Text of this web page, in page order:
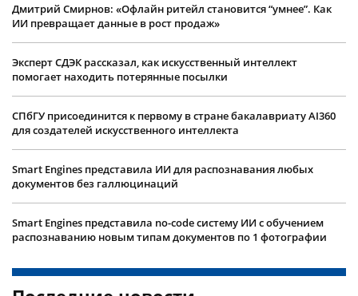
Дмитрий Смирнов: «Офлайн ритейл становится “умнее”. Как
ИИ превращает данные в рост продаж»
Эксперт СДЭК рассказал, как искусственный интеллект
помогает находить потерянные посылки
СПбГУ присоединится к первому в стране бакалавриату AI360
для создателей искусственного интеллекта
Smart Engines представила ИИ для распознавания любых
документов без галлюцинаций
Smart Engines представила no-code систему ИИ с обучением
распознаванию новым типам документов по 1 фотографии